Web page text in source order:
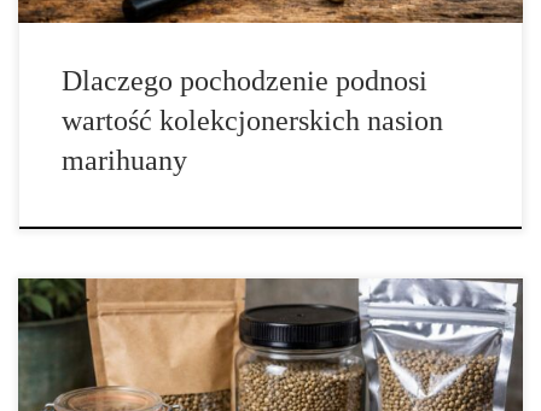
Dlaczego pochodzenie podnosi
wartość kolekcjonerskich nasion
marihuany
Jak przechowywać nasiona konopi siewnej i inne nasiona roślin, by
długo zachowały jakość? Skuteczne przechowywanie nasion